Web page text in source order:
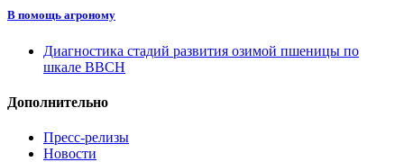
В помощь агроному
Диагностика стадий развития озимой пшеницы по
шкале ВВСН
Дополнительно
Пресс-релизы
Новости